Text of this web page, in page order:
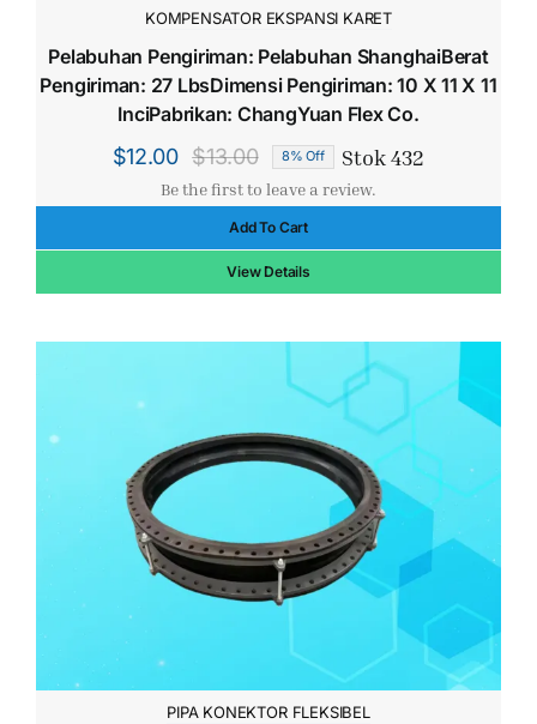
KOMPENSATOR EKSPANSI KARET
Pelabuhan Pengiriman: Pelabuhan ShanghaiBerat
Pengiriman: 27 LbsDimensi Pengiriman: 10 X 11 X 11
InciPabrikan: ChangYuan Flex Co.
$13.00
Harga
aslinya
adalah:
$13.00.
$12.00
Harga
saat
ini
adalah:
$12.00.
8% Off Stok 432
Be the first to leave a review.
Add To Cart
View Details
PIPA KONEKTOR FLEKSIBEL